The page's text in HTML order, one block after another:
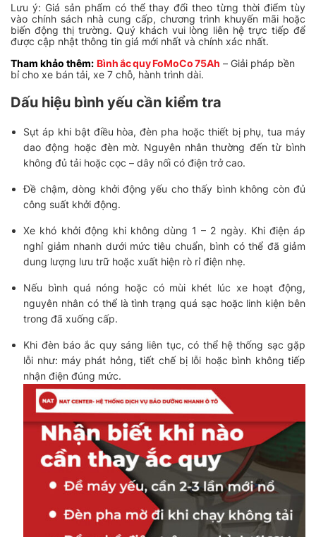
Lưu ý: Giá sản phẩm có thể thay đổi theo từng thời điểm tùy
vào chính sách nhà cung cấp, chương trình khuyến mãi hoặc
biến động thị trường. Quý khách vui lòng liên hệ trực tiếp để
được cập nhật thông tin giá mới nhất và chính xác nhất.
Tham khảo thêm: Bình ắc quy FoMoCo 75Ah – Giải pháp bền
bỉ cho xe bán tải, xe 7 chỗ, hành trình dài.
Dấu hiệu bình yếu cần kiểm tra
Sụt áp khi bật điều hòa, đèn pha hoặc thiết bị phụ, tua máy
dao động hoặc đèn mờ. Nguyên nhân thường đến từ bình
không đủ tải hoặc cọc – dây nối có điện trở cao.
Đề chậm, dòng khởi động yếu cho thấy bình không còn đủ
công suất khởi động.
Xe khó khởi động khi không dùng 1 – 2 ngày. Khi điện áp
nghỉ giảm nhanh dưới mức tiêu chuẩn, bình có thể đã giảm
dung lượng lưu trữ hoặc xuất hiện rò rỉ điện nhẹ.
Nếu bình quá nóng hoặc có mùi khét lúc xe hoạt động,
nguyên nhân có thể là tình trạng quá sạc hoặc linh kiện bên
trong đã xuống cấp.
Khi đèn báo ắc quy sáng liên tục, có thể hệ thống sạc gặp
lỗi như: máy phát hỏng, tiết chế bị lỗi hoặc bình không tiếp
nhận điện đúng mức.